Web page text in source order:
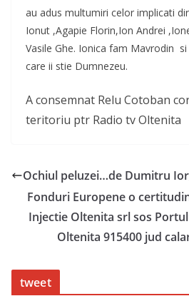
au adus multumiri celor implicati
Ionut ,Agapie Florin,Ion Andrei
Vasile Ghe. Ionica fam Mavrodin
care ii stie Dumnezeu.
A consemnat Relu Cotoban
teritoriu ptr Radio tv Oltenita
Ochiul peluzei…de Dumitru
Fonduri Europene o
Injectie Oltenita srl sos
Oltenita 915400 jud
tweet